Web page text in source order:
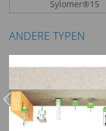
Sylomer®15
ANDERE TYPEN
Previous